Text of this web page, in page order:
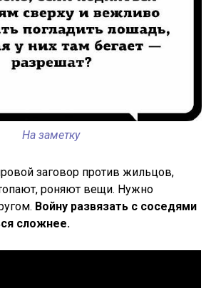
На заметку
заговор против жильцов,
роняют вещи. Нужно
Войну развязать с соседями
сложнее.